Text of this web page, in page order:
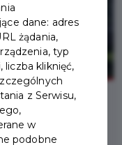
dane: adres
żądania,
typ
liczba kliknięć,
z Serwisu,
w
podobne